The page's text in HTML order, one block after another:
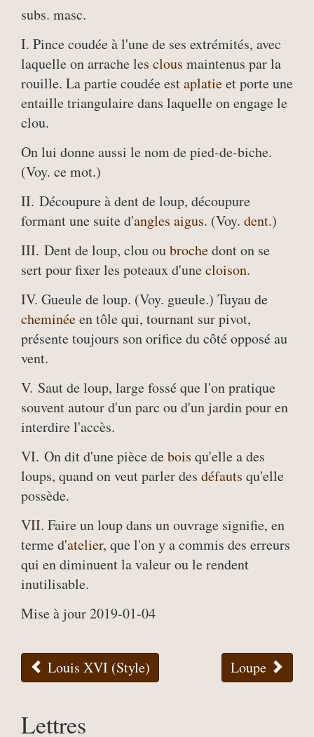
subs. masc.
I. Pince coudée à l'une de ses extrémités, avec
laquelle on arrache les clous maintenus par la
rouille. La partie coudée estaplatieet porte une
entaille triangulaire dans laquelle on engage le
clou.
On lui donne aussi le nom de pied-de-biche.
(Voy. ce mot.)
II. Découpure à dent de loup, découpure
formant une suite d'angles aigus. (Voy. dent.)
III. Dent de loup, clou oubrochedont on se
sert pour fixer les poteaux d'unecloison.
IV. Gueule de loup. (Voy. gueule.) Tuyau de
cheminéeen tôle qui, tournant sur pivot,
présente toujours son orifice du côté opposé au
vent.
V. Saut de loup, large fossé que l'on pratique
souvent autour d'un parc ou d'un jardin pour en
interdire l'accès.
VI. On dit d'une pièce debois qu'elle a des
loups, quand on veut parler des défauts qu'elle
possède.
VII. Faire un loup dans un ouvrage signifie, en
terme d'atelier, que l'on y a commis des erreurs
qui en diminuent la valeur ou le rendent
inutilisable.
Mise à jour 2019-01-04
Louis XVI (Style) Loupe
Lettres